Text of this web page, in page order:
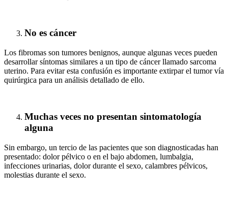
No es cáncer
Los fibromas son tumores benignos, aunque algunas veces pueden
desarrollar síntomas similares a un tipo de cáncer llamado sarcoma
uterino. Para evitar esta confusión es importante extirpar el tumor vía
quirúrgica para un análisis detallado de ello.
Muchas veces no presentan sintomatología
alguna
Sin embargo, un tercio de las pacientes que son diagnosticadas han
presentado: dolor pélvico o en el bajo abdomen, lumbalgia,
infecciones urinarias, dolor durante el sexo, calambres pélvicos,
molestias durante el sexo.